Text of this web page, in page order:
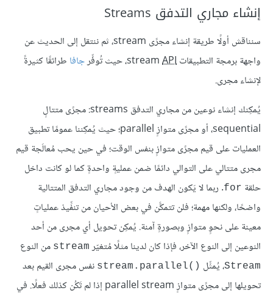
إنشاء مجاري التدفق Streams
سنناقش أولًا طريقة إنشاء مجرًى stream، ثم ننتقل إلى الحديث عن
واجهة برمجة التطبيقات streamAPI ، حيث تُوفِّرجافا طرائقًا كثيرةً
لإنشاء مجرى.
يُمكِنك إنشاء نوعين من مجاري التدفق streams: مجرًى متتالٍ
sequential، أو مجرًى متوازٍ parallel؛ حيث يُمكِننا عمومًا تطبيق
العمليات على قيم مجرًى متوازٍ بنفس الوقت؛ في حين يحب مُعالَجة قيم
مجرى متتالي على التوالي دائمًا ضمن عمليةٍ واحدةٍ كما لو كانت داخل
حلقة for. ربما لا يَكون الهدف من وجود مجاري التدفق المتتالية
واضحًا، ولكنها مهمة؛ فلن تتمكَّن في بعض الأحيان من تنفِّيذ عملياتٍ
معينة على نحوٍ متوازٍ وبصورةٍ آمنة. يُمكِن تحويل أي مجرى من أحد
النوعين إلى النوع الآخر، فإذا كان لدينا مثلًا مُتغيّر stream من النوع
Stream، يُمثِّل stream.parallel()‎ نفس مجرى القيم بعد
تحويلها إلى مجرًى متوازٍ parallel stream إذا لم تَكُن كذلك فعلًا. في